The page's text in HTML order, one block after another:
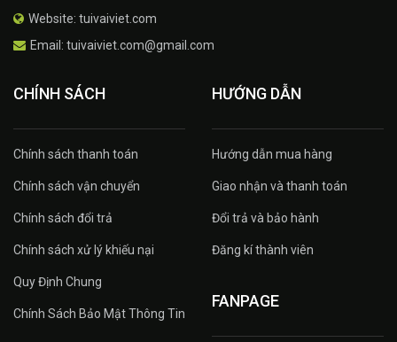
Website: tuivaiviet.com
Email: tuivaiviet.com@gmail.com
CHÍNH SÁCH
Chính sách thanh toán
Chính sách vận chuyển
Chính sách đổi trả
Chính sách xử lý khiếu nại
Quy Định Chung
Chính Sách Bảo Mật Thông Tin
HƯỚNG DẪN
Hướng dẫn mua hàng
Giao nhận và thanh toán
Đổi trả và bảo hành
Đăng kí thành viên
FANPAGE